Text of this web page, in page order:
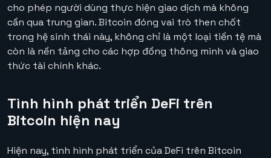
cho phép người dùng thực hiện giao dịch mà không
cần qua trung gian. Bitcoin đóng vai trò then chốt
trong hệ sinh thái này, không chỉ là một loại tiền tệ mà
còn là nền tảng cho các hợp đồng thông minh và giao
thức tài chính khác.
Tình hình phát triển DeFi trên
Bitcoin hiện nay
Hiện nay, tình hình phát triển của DeFi trên Bitcoin